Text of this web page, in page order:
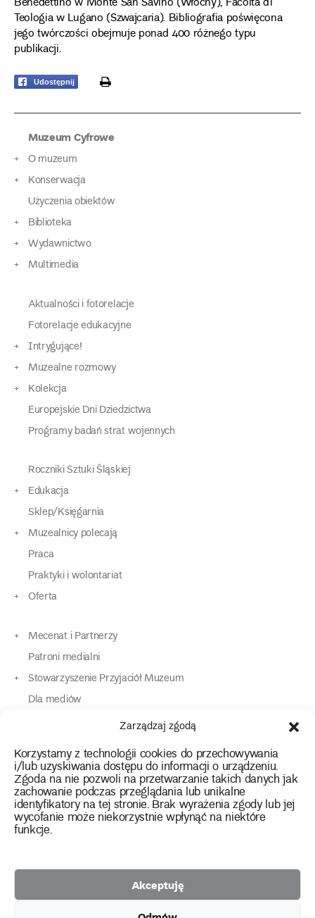
Zarządzaj zgodą
Korzystamy z technologii cookies do przechowywania
i/lub uzyskiwania dostępu do informacji o urządzeniu.
Zgoda na nie pozwoli na przetwarzanie takich danych jak
zachowanie podczas przeglądania lub unikalne
identyfikatory na tej stronie. Brak wyrażenia zgody lub jej
wycofanie może niekorzystnie wpłynąć na niektóre
funkcje.
Akceptuję
Teologia w Lugano (Szwajcaria). Bibliografia poświęcona
jego twórczości obejmuje ponad 400 różnego typu
publikacji.
Udostępnij print
Muzeum Cyfrowe
O muzeum
Konserwacja
Użyczenia obiektów
Biblioteka
Wydawnictwo
Multimedia
Aktualności i fotorelacje
Fotorelacje edukacyjne
Intrygujące!
Muzealne rozmowy
Kolekcja
Europejskie Dni Dziedzictwa
Programy badań strat wojennych
Roczniki Sztuki Śląskiej
Edukacja
Sklep/Księgarnia
Muzealnicy polecają
Praca
Praktyki i wolontariat
Oferta
Mecenat i Partnerzy
Patroni medialni
Stowarzyszenie Przyjaciół Muzeum
Dla mediów
Dla osób o specjalnych potrzebach
Kontakt
instagram
twitterfacebookyoutube
tiktok
2026 Copyright by Muzeum Narodowe we Wrocławiu
Polityka prywatności